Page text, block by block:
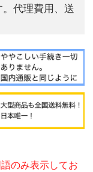
代理費用、送
のみ表示してお